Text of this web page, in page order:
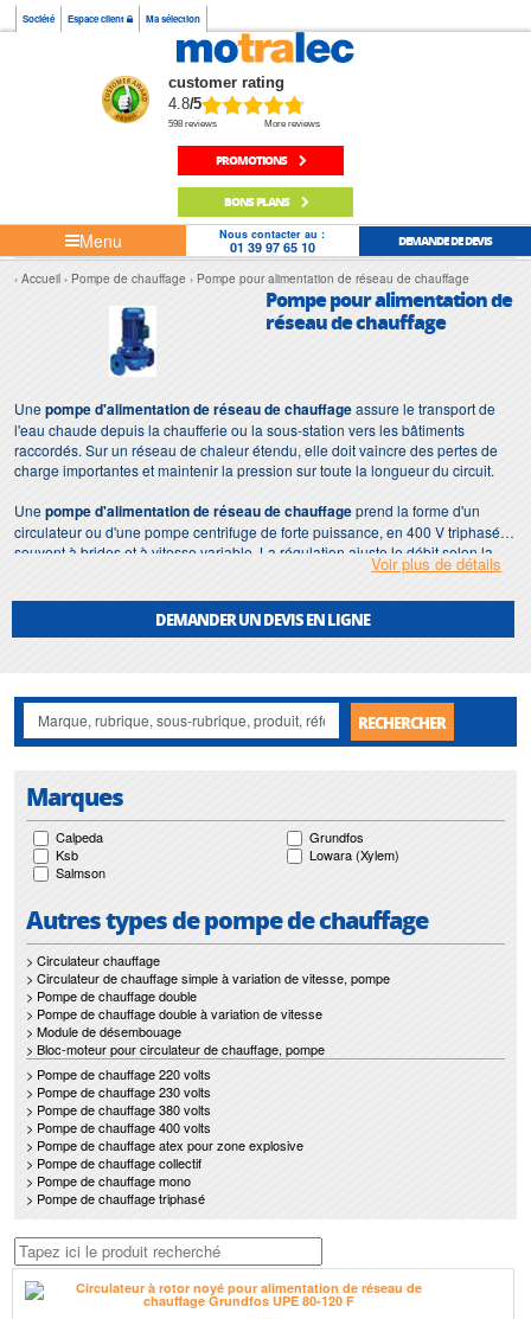
Société Espace client Ma sélection
customer rating
4.8/5
598 reviews More reviews
PROMOTIONS
BONS PLANS
Menu Nous contacter au :
01 39 97 65 10 DEMANDE DE DEVIS
Accueil Pompe de chauffage Pompe pour alimentation de réseau de chauffage
Pompe pour alimentation de
réseau de chauffage
Unepompe d'alimentation de réseau de chauffageassure le transport de
l'eau chaude depuis la chaufferie ou la sous-station vers les bâtiments
raccordés. Sur un réseau de chaleur étendu, elle doit vaincre des pertes de
charge importantes et maintenir la pression sur toute la longueur du circuit.
Unepompe d'alimentation de réseau de chauffageprend la forme d'un
circulateur ou d'une pompe centrifuge de forte puissance, en 400 V triphasé,
souvent à brides et à vitesse variable. La régulation ajuste le débit selon la
demande des sous-stations, ce qui limite la consommation sur un
Motralec , nous accompagnons les exploitants de chaufferies et de
France. Voir nospompes de chauffage collectif, nospompes de chauffage
triphasées, notrepompe jumelée de chauffagepour la continuité et la
rubriquepompe de chauffage.
Voir plus de détails
DEMANDER UN DEVIS EN LIGNE
RECHERCHER
Marques
Calpeda
Grundfos
Ksb
Lowara (Xylem)
Salmson
Autres types de pompe de chauffage
> Circulateur chauffage
> Circulateur de chauffage simple à variation de vitesse, pompe
> Pompe de chauffage double
> Pompe de chauffage double à variation de vitesse
> Module de désembouage
> Bloc-moteur pour circulateur de chauffage, pompe
> Pompe de chauffage 220 volts
> Pompe de chauffage 230 volts
> Pompe de chauffage 380 volts
> Pompe de chauffage 400 volts
> Pompe de chauffage atex pour zone explosive
> Pompe de chauffage collectif
> Pompe de chauffage mono
> Pompe de chauffage triphasé